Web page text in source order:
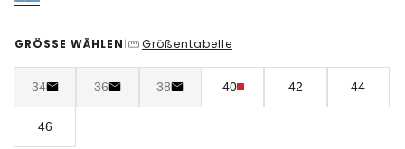
GRÖSSE WÄHLEN | Größentabelle
34 36 38 40 42 44
46